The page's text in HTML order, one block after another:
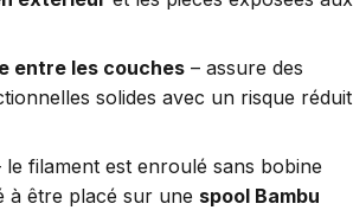
entre les couches – assure des
solides avec un risque réduit
le filament est enroulé sans bobine
à être placé sur une spool Bambu